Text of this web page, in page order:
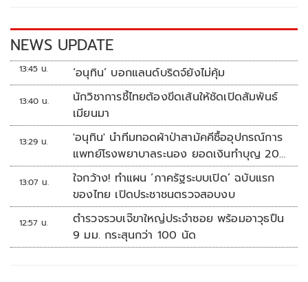
k k
NEWS UPDATE
13:45 น. ‘อนุทิน’ บอกแลนด์บริดจ์ยังไม่คุ้ม
13:40 น.
นักวิชาการชี้ไทยต้องขีดเส้นให้ชัดเปิดสัมพันธ์
เมียนมา
13:29 น.
'อนุทิน' นำทีมทอดผ้าป่าสามัคคีซื้ออุปกรณ์การ
แพทย์โรงพยาบาลระนอง ยอดเงินทำบุญ 20
ล้านบาท
13:07 น.
ใจกว้าง! ทำแผน ‘ภาครัฐระบบเปิด’ ฉบับแรก
ของไทย เปิดประชาชนตรวจสอบงบ
12:57 น.
ตำรวจรวบเจ๊ขาใหญ่ประจำซอย พร้อมอาวุธปืน
9 มม. กระสุนกว่า 100 นัด